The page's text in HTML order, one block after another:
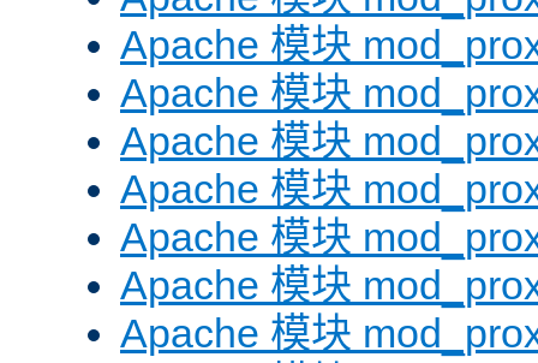
Apache 模块
Apache 模块
Apache 模块
Apache 模块
Apache 模块
Apache 模块
Apache 模块